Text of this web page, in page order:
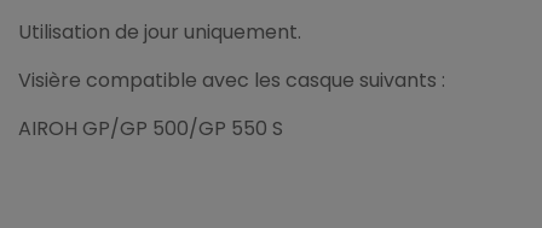
Utilisation de jour uniquement.
Visière compatible avec les casque suivants :
AIROH GP/GP 500/GP 550 S